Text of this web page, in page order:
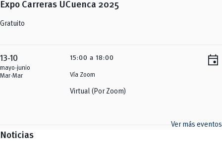
13-10
mayo-junio
Mar-Mar
15:00 a 18:00
Vía Zoom
Virtual (Por Zoom)
event
Expo Carreras UCuenca 2025
Gratuito
Ver más eventos
Noticias